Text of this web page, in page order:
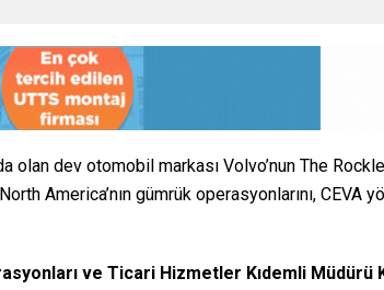
olan dev otomobil markası Volvo’nun The
America’nın gümrük operasyonlarını, CEVA
ve Ticari Hizmetler Kıdemli Müdürü